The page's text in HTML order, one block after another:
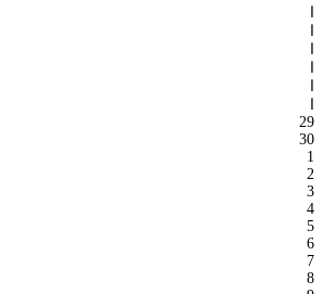
ا
ا
ا
ا
ا
ا
29
30
1
2
3
4
5
6
7
8